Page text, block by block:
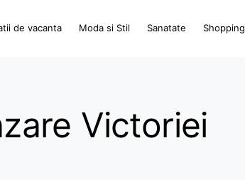
de vacanta Moda si Stil Sanatate Shopping
Victoriei